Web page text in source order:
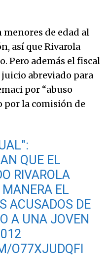
de edad al
así que Rivarola
Pero además el fiscal
abreviado para
por “abuso
por la comisión de
QUE EL
RIVAROLA
MANERA EL
ACUSADOS DE
A UNA JOVEN
O77XJUDQFI